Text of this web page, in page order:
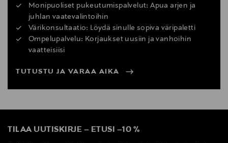
Monipuoliset pukeutumispalvelut: Apua arjen ja
juhlan vaatevalintoihin
Värikonsultaatio: Löydä sinulle sopiva väripaletti
Ompelupalvelu: Korjaukset uusiin ja vanhoihin
vaatteisiisi
TUTUSTU JA VARAA AIKA
TILAA UUTISKIRJE – ETUSI –10 %